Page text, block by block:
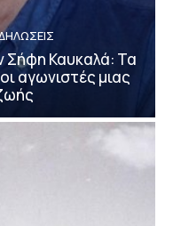
Σήφη Καυκαλά: Τα
αγωνιστές μιας